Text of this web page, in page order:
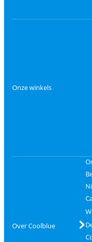
Onze winkels
Over Coolblue